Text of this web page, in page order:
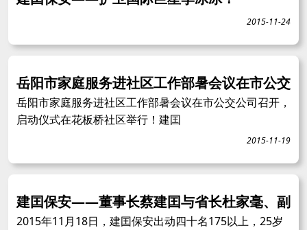
2015-11-24
岳阳市家庭服务进社区工作部暑会议在市公交
岳阳市家庭服务进社区工作部暑会议在市公交公司召开，
启动仪式在花板桥社区举行！建囯
2015-11-19
建囯保安——董事长蔡建囯与省长杜家毫、副
2015年11月18日，建囯保安出动四十名175以上，25岁